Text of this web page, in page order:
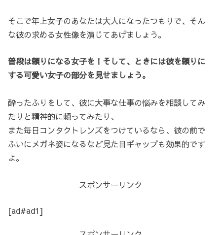
そこで年上女子のあなたは大人になったつもりで、そん
な彼の求める女性像を演じてあげましょう。
普段は頼りになる女子を！そして、ときには彼を頼りに
する可愛い女子の部分を見せましょう。
酔ったふりをして、彼に大事な仕事の悩みを相談してみ
たりと精神的に頼ってみたり、
また毎日コンタクトレンズをつけているなら、彼の前で
ふいにメガネ姿になるなど見た目ギャップも効果的です
よ。
スポンサーリンク
[ad#ad1]